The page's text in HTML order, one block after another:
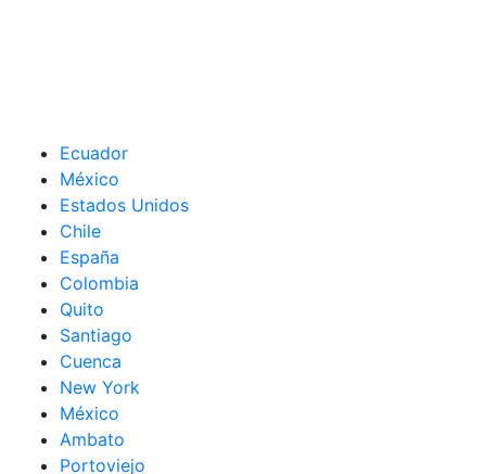
Ecuador
México
Estados Unidos
Chile
España
Colombia
Quito
Santiago
Cuenca
New York
México
Ambato
Portoviejo